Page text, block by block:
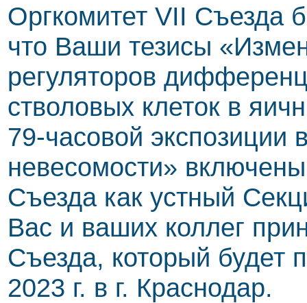
Оргкомитет VII Съезда
что Ваши тезисы
регуляторов
стволовых клеток в
79-часовой экспозиции
невесомости»
Съезда как устный
Вас и ваших коллег
Съезда, который будет
2023 г. в г. Краснодар.